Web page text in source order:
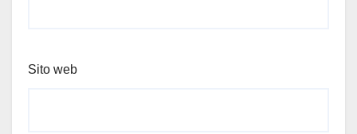
Sito web